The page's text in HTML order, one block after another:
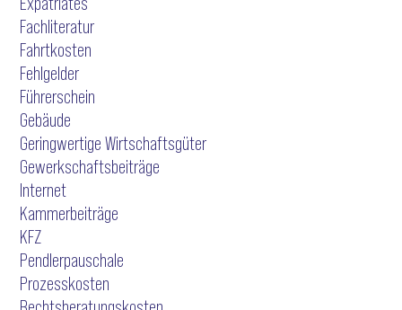
Fachliteratur
Fahrtkosten
Fehlgelder
Führerschein
Gebäude
Geringwertige Wirtschaftsgüter
Gewerkschaftsbeiträge
Internet
Kammerbeiträge
KFZ
Pendlerpauschale
Prozesskosten